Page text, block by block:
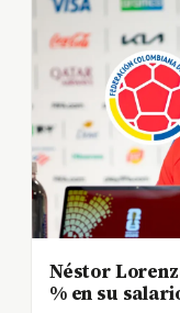
Néstor
% en su